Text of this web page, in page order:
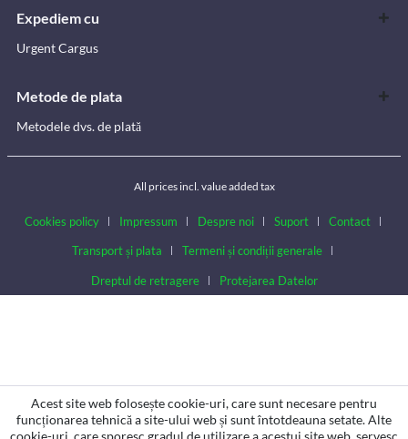
Expediem cu
Urgent Cargus
Metode de plata
Metodele dvs. de plată
All prices incl. value added tax
Cookies policy Impressum Despre noi Suport
Contact
Transport și plata
Termeni și condiții generale
Dreptul de retragere Protejarea Datelor
Acest site web folosește cookie-uri, care sunt necesare pentru
funcționarea tehnică a site-ului web și sunt întotdeauna setate. Alte
cookie-uri, care sporesc gradul de utilizare a acestui site web, servesc